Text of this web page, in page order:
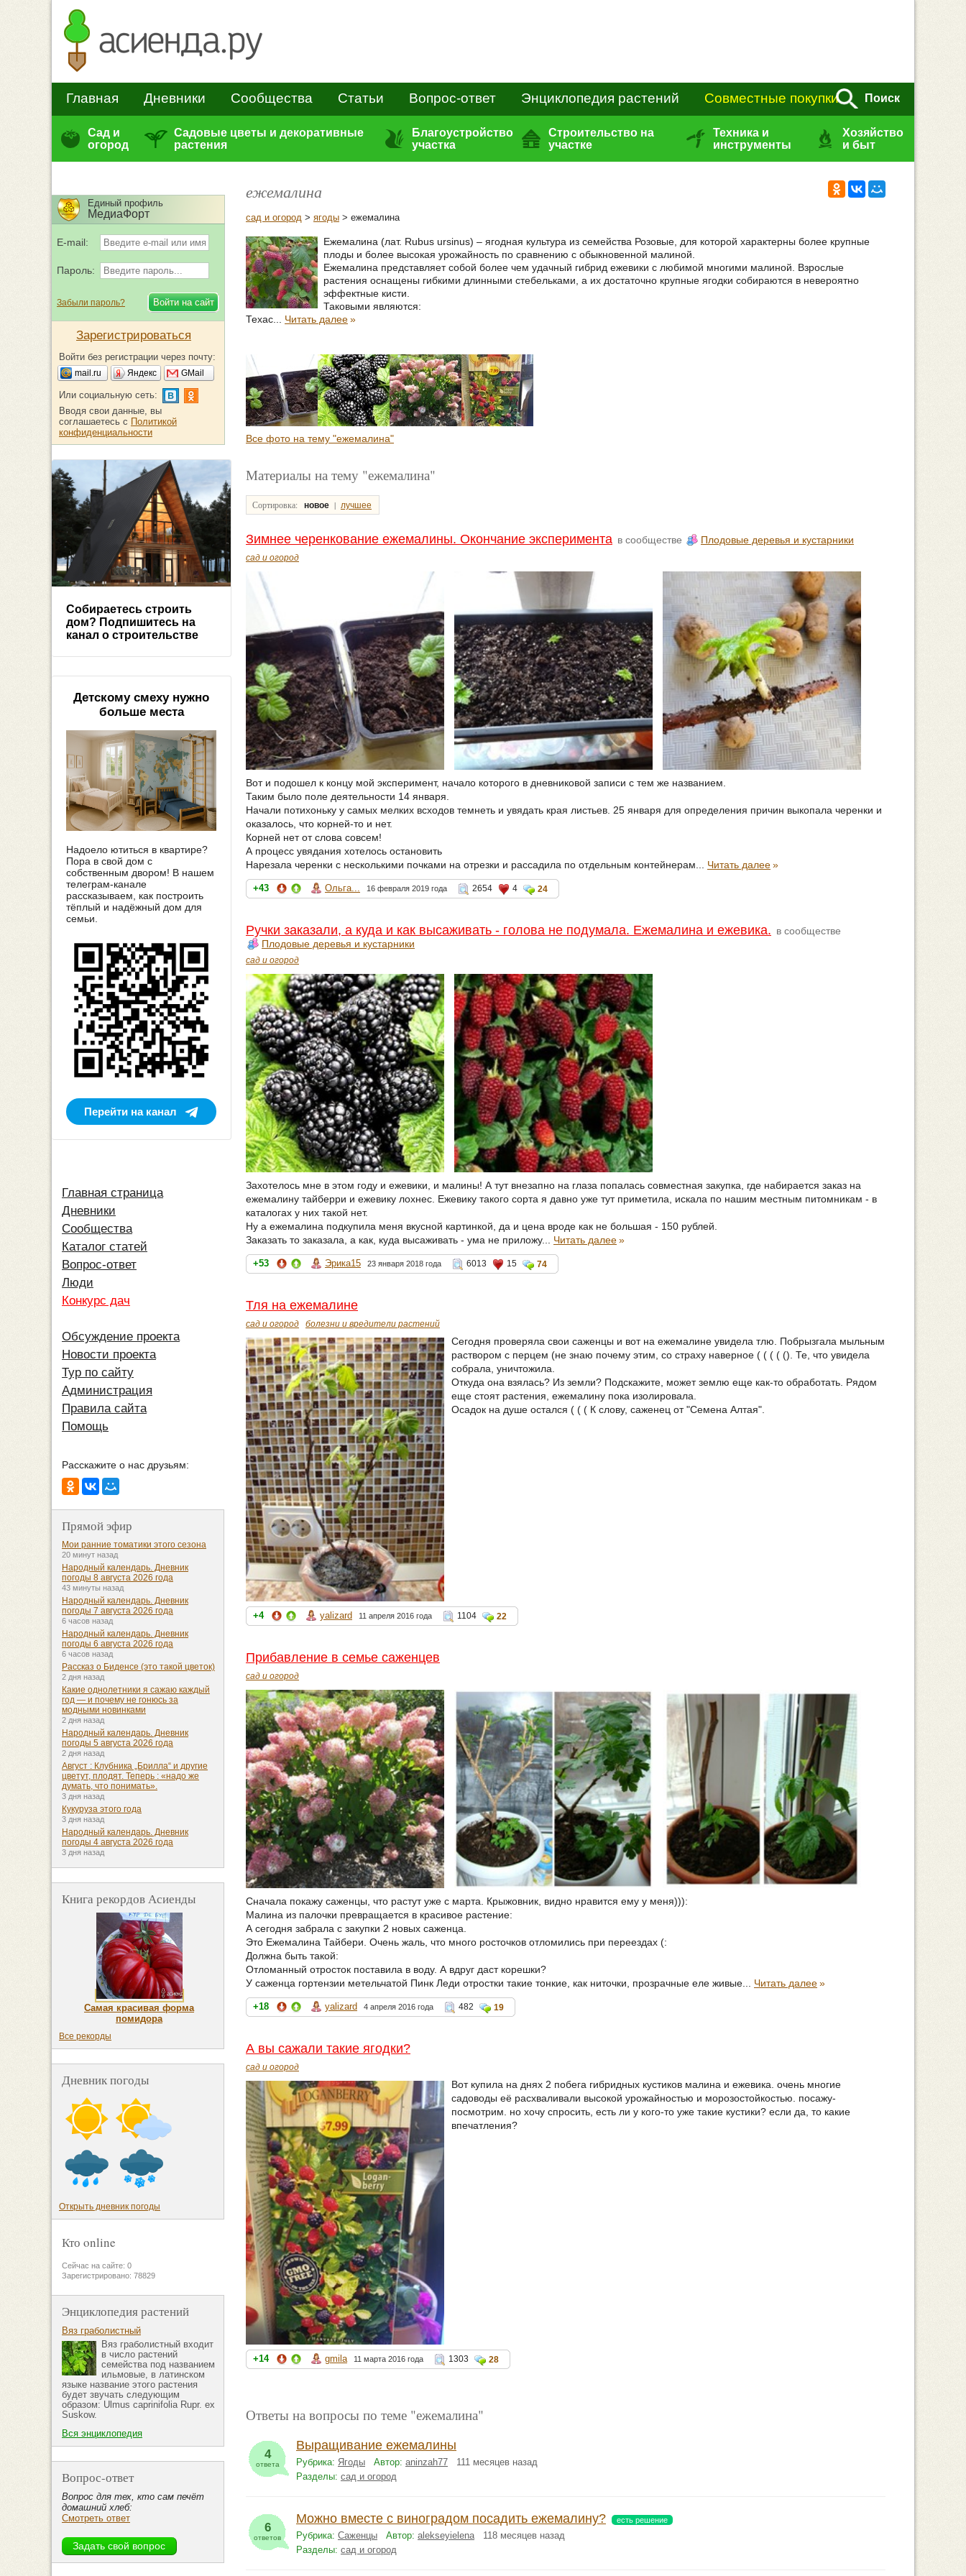
Главная Дневники Сообщества Статьи Вопрос-ответ Энциклопедия растений Совместные покупки Поиск
Сад и
огород
Садовые цветы и декоративные
растения
Благоустройство
участка
Строительство на
участке
Техника и
инструменты
Хозяйство
и быт
ежемалина
сад и огород > ягоды > ежемалина
Ежемалина (лат. Rubus ursinus) – ягодная культура из семейства Розовые, для которой характерны более крупные
плоды и более высокая урожайность по сравнению с обыкновенной малиной.
Ежемалина представляет собой более чем удачный гибрид ежевики с любимой многими малиной. Взрослые
растения оснащены гибкими длинными стебельками, а их достаточно крупные ягодки собираются в невероятно
эффектные кисти.
Таковыми являются:
Техас... Читать далее»
Все фото на тему "ежемалина"
Материалы на тему "ежемалина"
Сортировка: новое | лучшее
Зимнее черенкование ежемалины. Окончание эксперимента в сообществе Плодовые деревья и кустарники
сад и огород
Вот и подошел к концу мой эксперимент, начало которого в дневниковой записи с тем же названием.
Таким было поле деятельности 14 января.
Начали потихоньку у самых мелких всходов темнеть и увядать края листьев. 25 января для определения причин выкопала черенки и
оказалось, что корней-то и нет.
Корней нет от слова совсем!
А процесс увядания хотелось остановить
Нарезала черенки с несколькими почками на отрезки и рассадила по отдельным контейнерам... Читать далее»
+43 Ольга... 16 февраля 2019 года 2654 4 24
Ручки заказали, а куда и как высаживать - голова не подумала. Ежемалина и ежевика. в сообществе
Плодовые деревья и кустарники
сад и огород
Захотелось мне в этом году и ежевики, и малины! А тут внезапно на глаза попалась совместная закупка, где набирается заказ на
ежемалину тайберри и ежевику лохнес. Ежевику такого сорта я давно уже тут приметила, искала по нашим местным питомникам - в
каталогах у них такой нет.
Ну а ежемалина подкупила меня вкусной картинкой, да и цена вроде как не большая - 150 рублей.
Заказать то заказала, а как, куда высаживать - ума не приложу... Читать далее»
+53 Эрика15 23 января 2018 года 6013 15 74
Тля на ежемалине
сад и огород болезни и вредители растений
Сегодня проверяла свои саженцы и вот на ежемалине увидела тлю. Побрызгала мыльным
раствором с перцем (не знаю почему этим, со страху наверное ( ( ( ( (). Те, что увидела
собрала, уничтожила.
Откуда она взялась? Из земли? Подскажите, может землю еще как-то обработать. Рядом
еще стоят растения, ежемалину пока изолировала.
Осадок на душе остался ( ( ( К слову, саженец от "Семена Алтая".
+4 yalizard 11 апреля 2016 года 1104 22
Прибавление в семье саженцев
сад и огород
Сначала покажу саженцы, что растут уже с марта. Крыжовник, видно нравится ему у меня))):
Малина из палочки превращается в красивое растение:
А сегодня забрала с закупки 2 новых саженца.
Это Ежемалина Тайбери. Очень жаль, что много росточков отломились при переездах (:
Должна быть такой:
Отломанный отросток поставила в воду. А вдруг даст корешки?
У саженца гортензии метельчатой Пинк Леди отростки такие тонкие, как ниточки, прозрачные еле живые... Читать далее»
+18 yalizard 4 апреля 2016 года 482 19
А вы сажали такие ягодки?
сад и огород
Вот купила на днях 2 побега гибридных кустиков малина и ежевика. очень многие
садоводы её расхваливали высокой урожайностью и морозостойкостью. посажу-
посмотрим. но хочу спросить, есть ли у кого-то уже такие кустики? если да, то какие
впечатления?
+14 gmila 11 марта 2016 года 1303 28
Ответы на вопросы по теме "ежемалина"
4
ответа
Выращивание ежемалины
Рубрика: Ягоды Автор: aninzah77 111 месяцев назад
Разделы: сад и огород
6
ответов
Можно вместе с виноградом посадить ежемалину? есть решение
Рубрика: Саженцы Автор: alekseyielena 118 месяцев назад
Разделы: сад и огород
Единый профиль
МедиаФорт
E-mail:
Пароль:
Забыли пароль?
Зарегистрироваться
Войти без регистрации через почту:
mail.ru Яндекс GMail
Или социальную сеть:
Вводя свои данные, вы
соглашаетесь с Политикой
конфиденциальности
Собираетесь строить
дом? Подпишитесь на
канал о строительстве
Детскому смеху нужно
больше места
Надоело ютиться в квартире?
Пора в свой дом с
собственным двором! В нашем
телеграм-канале
рассказываем, как построить
тёплый и надёжный дом для
семьи.
Перейти на канал
Главная страница
Дневники
Сообщества
Каталог статей
Вопрос-ответ
Люди
Конкурс дач
Обсуждение проекта
Новости проекта
Тур по сайту
Администрация
Правила сайта
Помощь
Расскажите о нас друзьям:
Прямой эфир
Мои ранние томатики этого сезона
20 минут назад
Народный календарь. Дневник
погоды 8 августа 2026 года
43 минуты назад
Народный календарь. Дневник
погоды 7 августа 2026 года
6 часов назад
Народный календарь. Дневник
погоды 6 августа 2026 года
6 часов назад
Рассказ о Биденсе (это такой цветок)
2 дня назад
Какие однолетники я сажаю каждый
год — и почему не гонюсь за
модными новинками
2 дня назад
Народный календарь. Дневник
погоды 5 августа 2026 года
2 дня назад
Август : Клубника „Брилла“ и другие
цветут, плодят. Теперь : «надо же
думать, что понимать».
3 дня назад
Кукуруза этого года
3 дня назад
Народный календарь. Дневник
погоды 4 августа 2026 года
3 дня назад
Книга рекордов Асиенды
Самая красивая форма
помидора
Все рекорды
Дневник погоды
Открыть дневник погоды
Кто online
Сейчас на сайте: 0
Зарегистрировано: 78829
Энциклопедия растений
Вяз граболистный
Вяз граболистный входит
в число растений
семейства под названием
ильмовые, в латинском
языке название этого растения
будет звучать следующим
образом: Ulmus caprinifolia Rupr. ex
Suskow.
Вся энциклопедия
Вопрос-ответ
Вопрос для тех, кто сам печёт
домашний хлеб:
Смотреть ответ